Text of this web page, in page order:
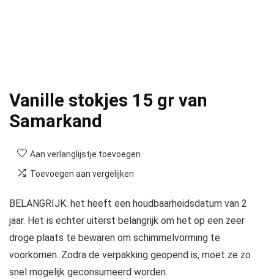
Vanille stokjes 15 gr van
Samarkand
Aan verlanglijstje toevoegen
Toevoegen aan vergelijken
BELANGRIJK: het heeft een houdbaarheidsdatum van 2
jaar. Het is echter uiterst belangrijk om het op een zeer
droge plaats te bewaren om schimmelvorming te
voorkomen. Zodra de verpakking geopend is, moet ze zo
snel mogelijk geconsumeerd worden.